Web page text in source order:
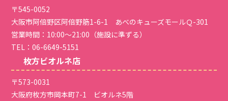
〒545-0052
大阪市阿倍野区阿倍野筋1-6-1 あべのキューズモールＱ-301
営業時間：10:00～21:00（施設に準ずる）
TEL：06-6649-5151
枚方ビオルネ店
〒573-0031
大阪府枚方市岡本町7-1 ビオルネ5階